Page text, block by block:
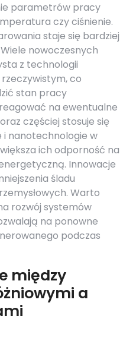
parametrów pracy
czy ciśnienie.
staje się bardziej
nowoczesnych
z technologii
co
stan pracy
na ewentualne
częściej stosuje się
i nanotechnologie w
ich odporność na
Innowacje
śladu
Warto
rozwój systemów
na ponowne
podczas
między
a